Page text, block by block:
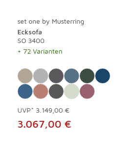
set one by Musterring
Ecksofa
SO 3400
+ 72 Varianten
UVP* 3.149,00 €
3.067,00 €